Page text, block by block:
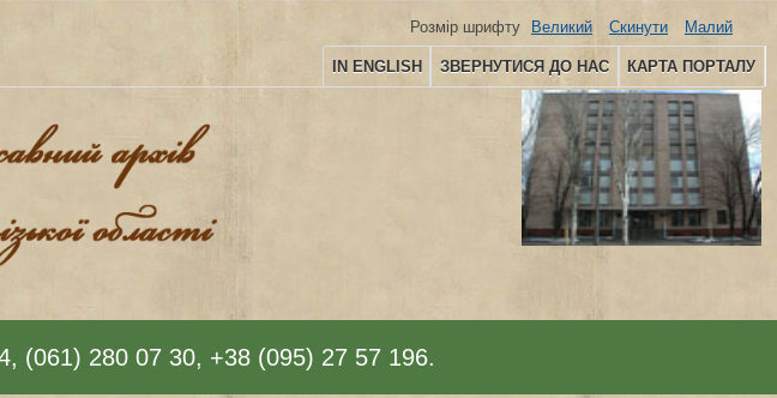
IN ENGLISH ЗВЕРНУТИСЯ ДО НАС КАРТА ПОРТАЛУ
Розмір шрифту Великий Скинути Малий
(061) 280 07 30, +38 (095) 27 57 196.